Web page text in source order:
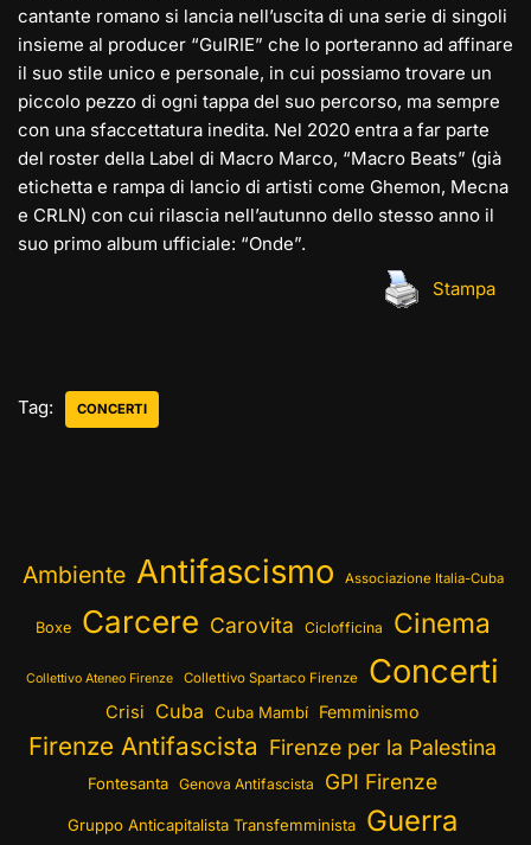
cantante romano si lancia nell’uscita di una serie di singoli
insieme al producer “GuIRIE” che lo porteranno ad affinare
il suo stile unico e personale, in cui possiamo trovare un
piccolo pezzo di ogni tappa del suo percorso, ma sempre
con una sfaccettatura inedita. Nel 2020 entra a far parte
del roster della Label di Macro Marco, “Macro Beats” (già
etichetta e rampa di lancio di artisti come Ghemon, Mecna
e CRLN) con cui rilascia nell’autunno dello stesso anno il
suo primo album ufficiale: “Onde”.
Stampa
Tag: CONCERTI
Ambiente Antifascismo Associazione Italia-Cuba
Boxe Carcere Carovita Ciclofficina Cinema
Collettivo Ateneo Firenze Collettivo Spartaco Firenze Concerti
Crisi Cuba Cuba Mambí Femminismo
Firenze Antifascista Firenze per la Palestina
Fontesanta Genova Antifascista GPI Firenze
Gruppo Anticapitalista Transfemminista Guerra